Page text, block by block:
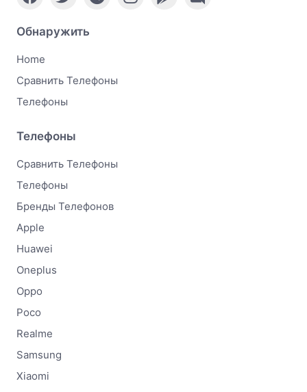
Обнаружить
Home
Сравнить Телефоны
Телефоны
Телефоны
Сравнить Телефоны
Телефоны
Бренды Телефонов
Apple
Huawei
Oneplus
Oppo
Poco
Realme
Samsung
Xiaomi